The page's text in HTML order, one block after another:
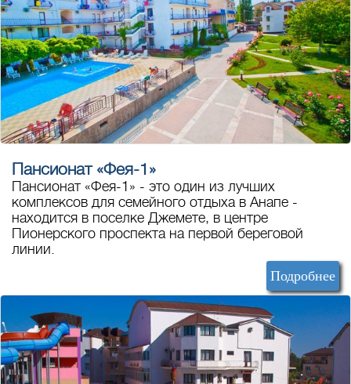
Пансионат «Фея-1»
Пансионат «Фея-1» - это один из лучших
комплексов для семейного отдыха в Анапе -
находится в поселке Джемете, в центре
Пионерского проспекта на первой береговой
линии.
Подробнее